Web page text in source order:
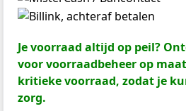
Je voorraad altijd op peil?
voor voorraadbeheer op
kritieke voorraad, zodat je
zorg.